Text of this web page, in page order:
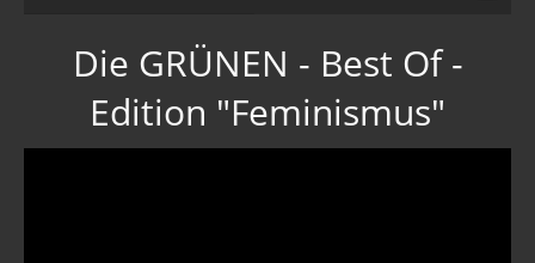
Die GRÜNEN - Best Of -
Edition "Feminismus"